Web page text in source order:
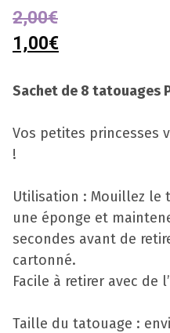
2,00€
1,00€
Sachet de 8 tatouages
Vos petites princesses
!
Utilisation : Mouillez le
une éponge et
secondes avant de
cartonné.
Facile à retirer avec de
Taille du tatouage :